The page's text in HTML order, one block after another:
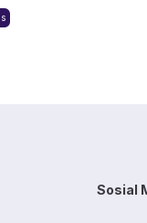
Sosial